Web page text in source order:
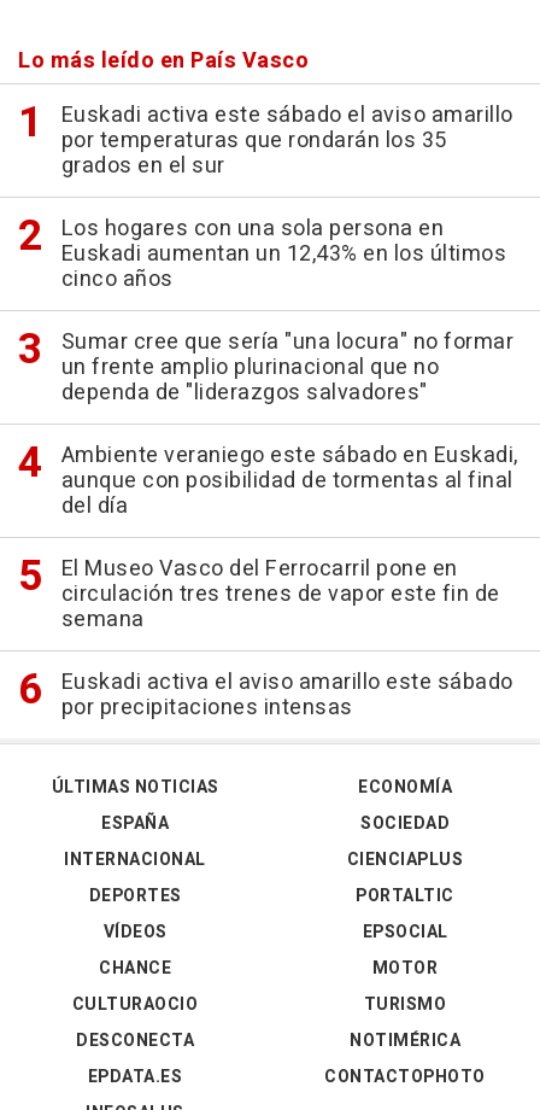
Lo más leído en País Vasco
Euskadi activa este sábado el aviso amarillo
por temperaturas que rondarán los 35
grados en el sur
Los hogares con una sola persona en
Euskadi aumentan un 12,43% en los últimos
cinco años
Sumar cree que sería "una locura" no formar
un frente amplio plurinacional que no
dependa de "liderazgos salvadores"
Ambiente veraniego este sábado en Euskadi,
aunque con posibilidad de tormentas al final
del día
El Museo Vasco del Ferrocarril pone en
circulación tres trenes de vapor este fin de
semana
Euskadi activa el aviso amarillo este sábado
por precipitaciones intensas
ÚLTIMAS NOTICIAS
ESPAÑA
INTERNACIONAL
DEPORTES
VÍDEOS
ECONOMÍA
SOCIEDAD
CIENCIAPLUS
PORTALTIC
EPSOCIAL
CHANCE
CULTURAOCIO
DESCONECTA
EPDATA.ES
MOTOR
TURISMO
NOTIMÉRICA
CONTACTOPHOTO